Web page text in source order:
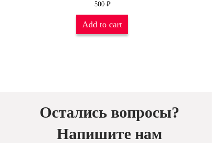
500 ₽
Add to cart
Остались вопросы?
Напишите нам